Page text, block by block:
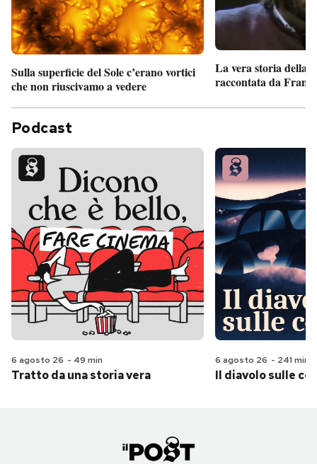
Sulla superficie del Sole c’erano vortici
che non riuscivamo a vedere
La vera storia della
raccontata da
Podcast
6 agosto 26 - 49 min
Tratto da una storia vera
6 agosto 26 - 241 min
Il diavolo sulle